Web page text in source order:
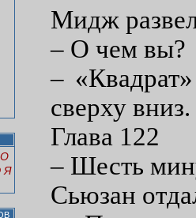
О
Я
Мидж
– О чем вы?
–
сверху
Глава 122
– Шесть
Сьюзан